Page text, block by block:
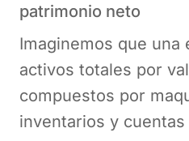
patrimonio neto
Imaginemos que una
activos totales por
compuestos por
inventarios y